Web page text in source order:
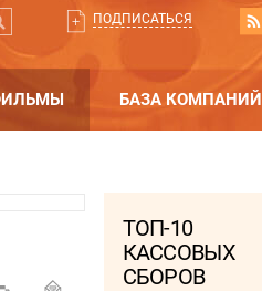
ПОДПИСАТЬСЯ
БАЗА КОМПАНИЙ
ТОП-10
КАССОВЫХ
СБОРОВ